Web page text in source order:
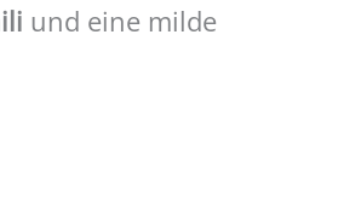
und eine milde